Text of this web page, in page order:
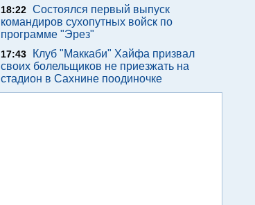
18:22 Состоялся первый выпуск
командиров сухопутных войск по
программе "Эрез"
17:43
Клуб "Маккаби" Хайфа призвал
своих болельщиков не приезжать на
стадион в Сахнине поодиночке